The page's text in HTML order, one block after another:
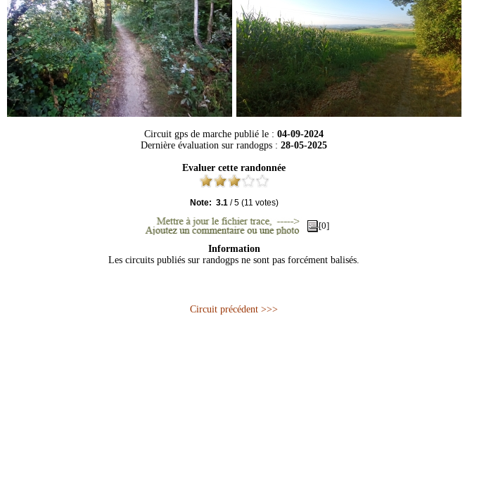
Circuit gps de marche publié le : 04-09-2024
Dernière évaluation sur randogps : 28-05-2025
Evaluer cette randonnée
Note: 3.1/5(11 votes)
[0]
Information
Les circuits publiés sur randogps ne sont pas forcément balisés.
Circuit précédent >>>